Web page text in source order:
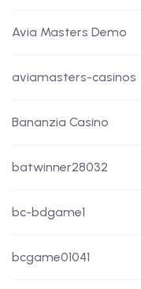
Avia Masters Demo
aviamasters-casinos
Bananzia Casino
batwinner28032
bc-bdgame1
bcgame01041